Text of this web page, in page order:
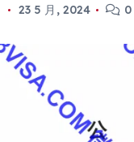
23 5 月, 2024 0